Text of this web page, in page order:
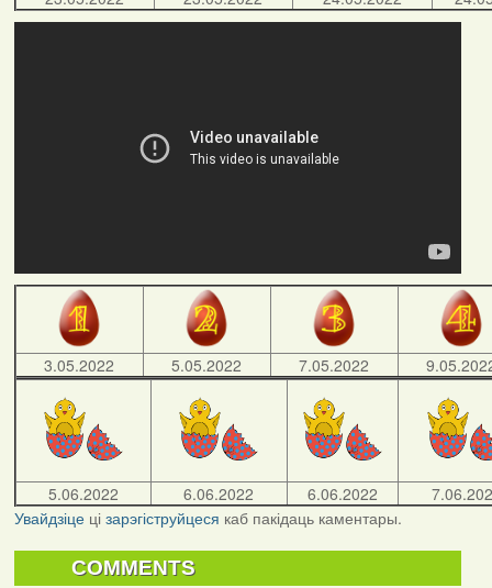
3.05.2022 5.05.2022 7.05.2022
5.06.2022 6.06.2022 6.06.2022
Увайдзіцеці зарэгіструйцеся каб пакідаць каментары.
COMMENTS